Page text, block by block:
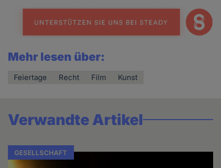
Mehr lesen über:
Feiertage Recht Film Kunst
Verwandte Artikel
GESELLSCHAFT